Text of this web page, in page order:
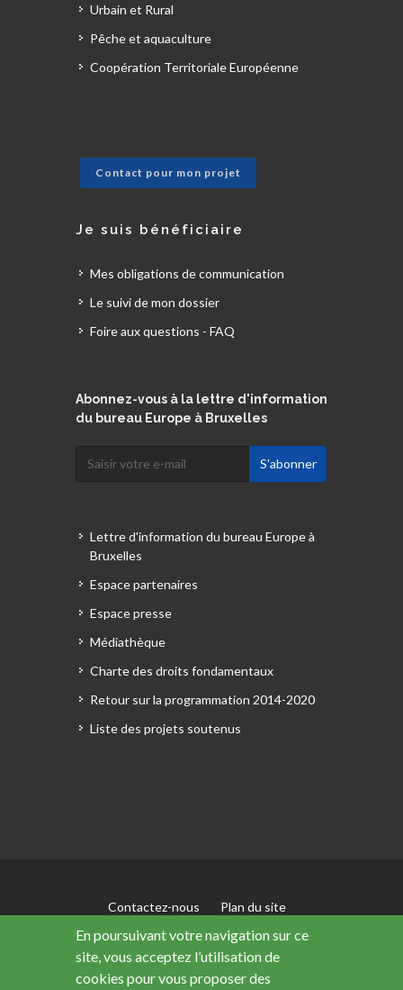
En poursuivant votre navigation sur ce
site, vous acceptez l’utilisation de
cookies pour vous proposer des
Urbain et Rural
Pêche et aquaculture
Coopération Territoriale Européenne
Contact pour mon projet
Je suis bénéficiaire
Mes obligations de communication
Le suivi de mon dossier
Foire aux questions - FAQ
Abonnez-vous à la lettre d'information
du bureau Europe à Bruxelles
Lettre d'information du bureau Europe à
Bruxelles
Espace partenaires
Espace presse
Médiathèque
Charte des droits fondamentaux
Retour sur la programmation 2014-2020
Liste des projets soutenus
Contactez-nous
Plan du site
Mentions légales
Accessibilité : non conforme
Données personnelles